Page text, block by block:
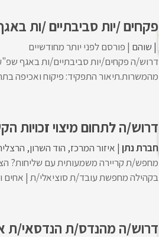
פקחים /יות סביבתיים /ות באגף
שוהם פורסם לפני יותר מחודשיים
מהמשרות.תיאור התפקיד: פיקוח ואכיפה
דרוש/ה לתחום מיצוי זכויות
חברת נתן איזור המרכז הוד השרון
מחפש/ת קריירה משמעותית עם שליחות?
בקהילה מחפשת עובד/ת סוציאלי/ת | אחים
דרוש/ה מהנדס/ת הנדסאי/ת